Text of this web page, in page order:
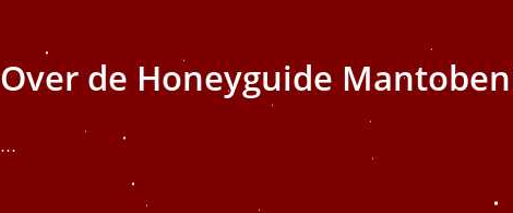
Over de Honeyguide
...